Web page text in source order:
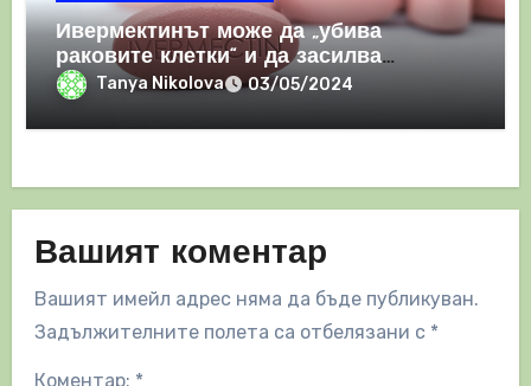
Ивермектинът може да „убива
раковите клетки“ и да засилва
имунния отговор
Tanya Nikolova 03/05/2024
Вашият коментар
Вашият имейл адрес няма да бъде публикуван.
Задължителните полета са отбелязани с *
Коментар: *